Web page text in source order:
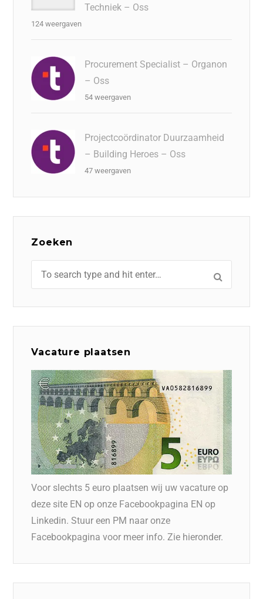
Techniek – Oss
124 weergaven
Procurement Specialist – Organon
– Oss
54 weergaven
Projectcoördinator Duurzaamheid
– Building Heroes – Oss
47 weergaven
Zoeken
Vacature plaatsen
Voor slechts 5 euro plaatsen wij uw vacature op
deze site EN op onze Facebookpagina EN op
Linkedin. Stuur een PM naar onze
Facebookpagina voor meer info. Zie hieronder.